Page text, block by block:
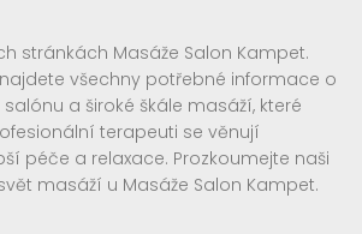
stránkách Masáže Salon Kampet.
všechny potřebné informace o
a široké škále masáží, které
terapeuti se věnují
péče a relaxace. Prozkoumejte naši
masáží u Masáže Salon Kampet.